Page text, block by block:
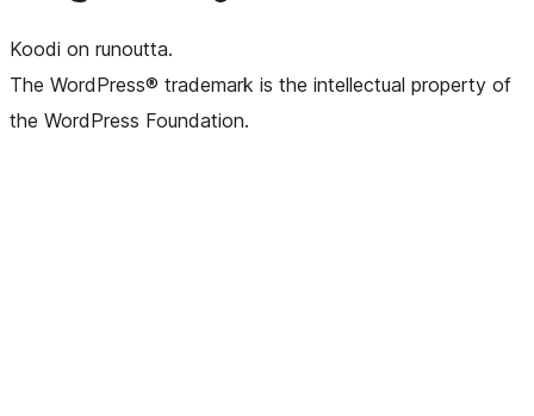
Koodi on runoutta.
The WordPress® trademark is the intellectual property of
the WordPress Foundation.